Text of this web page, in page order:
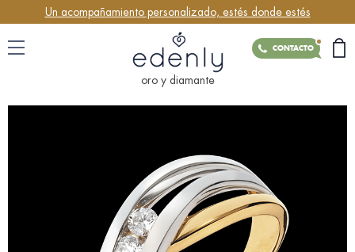
Un acompañamiento personalizado, estés donde estés
CONTACTO
oro y diamante